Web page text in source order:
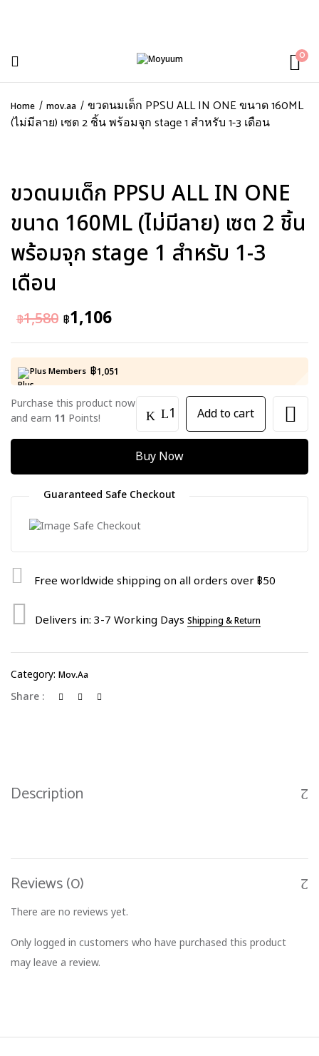
0
Home mov.aa
ขวดนมเด็ก PPSU ALL IN ONE ขนาด 160ML
(ไม่มีลาย) เซต 2 ชิ้น พร้อมจุก stage 1 สำหรับ 1-3 เดือน
ขวดนมเด็ก PPSU ALL IN ONE
ขนาด 160ML (ไม่มีลาย) เซต 2 ชิ้น
พร้อมจุก stage 1 สำหรับ 1-3
เดือน
฿1,580 ฿1,106
Plus Members ฿1,051
Purchase this product now
and earn 11 Points! Add to cart
Buy Now
Guaranteed Safe Checkout
Free worldwide shipping on all orders over ฿50
Delivers in: 3-7 Working Days Shipping & Return
Category: Mov.aa
Share :
Description
Reviews (0)
There are no reviews yet.
Only logged in customers who have purchased this product
may leave a review.